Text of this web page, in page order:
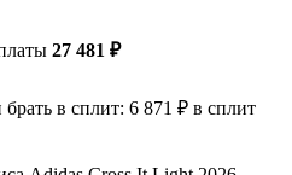
27 481 ₽
в сплит: 6 871 ₽ в сплит